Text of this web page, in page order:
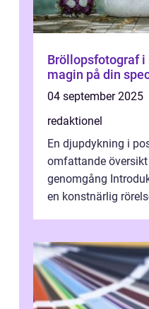
Bröllopsfotograf i
magin på din
04 september 2025
redaktionel
En djupdykning i
omfattande
genomgång
en konstnärlig